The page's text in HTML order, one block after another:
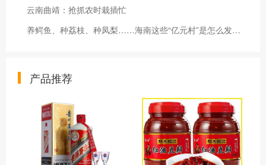
云南曲靖：抢抓农时栽插忙
养鳄鱼、种荔枝、种凤梨……海南这些“亿元村”是怎么发展起来的？
产品推荐